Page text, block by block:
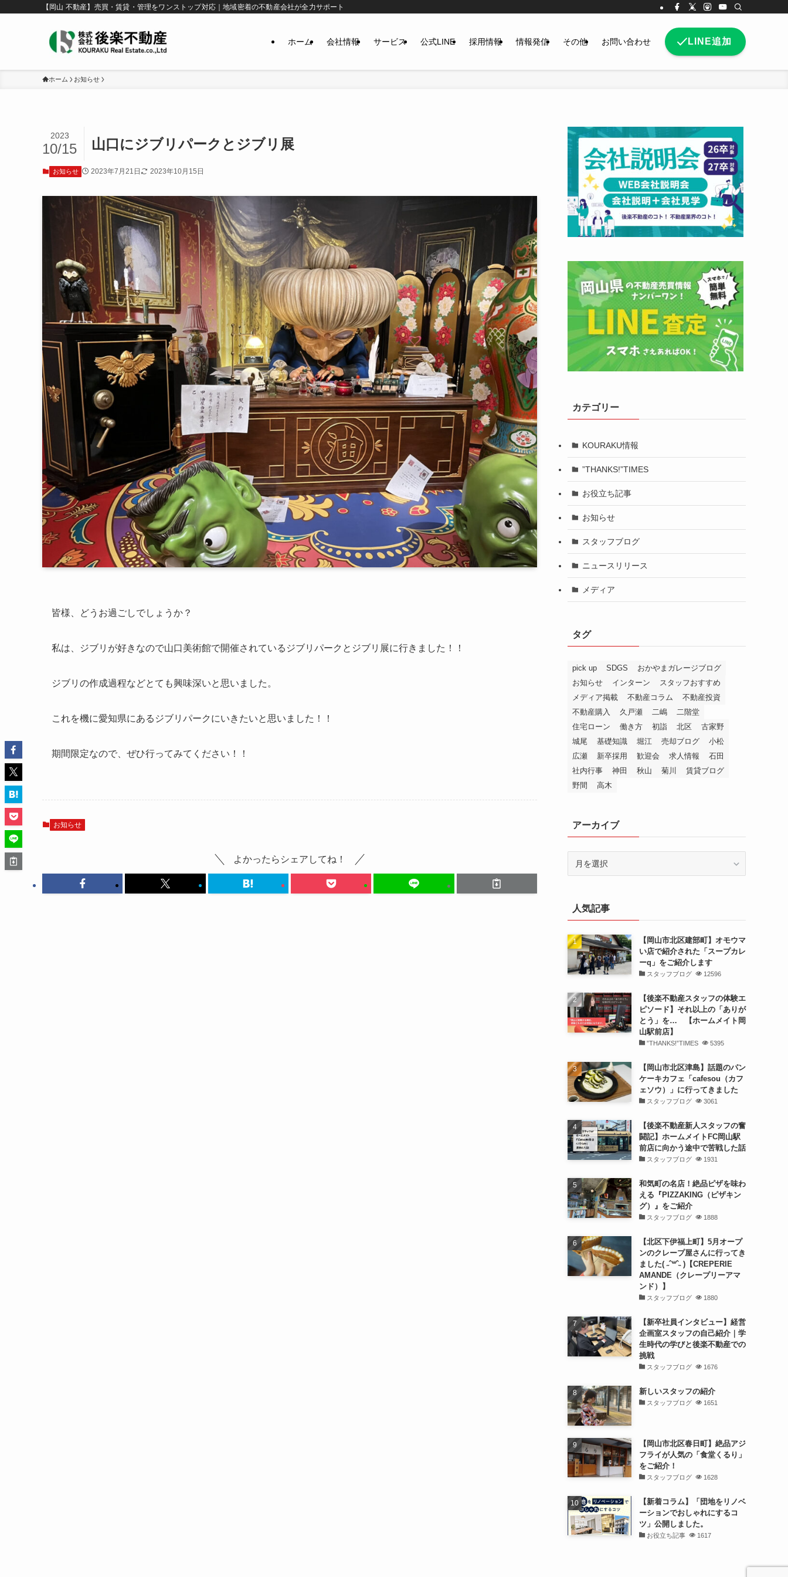
【岡山 不動産】売買・賃貸・管理をワンストップ対応｜地域密着の不動産会社が全力サポート
ホーム 会社情報 サービス 公式LINE 採用情報 情報発信 その他 お問い合わせ LINE追加
ホーム お知らせ
山口にジブリパークとジブリ展
2023
10/15
お知らせ 2023年7月21日 2023年10月15日
皆様、どうお過ごしでしょうか？
私は、ジブリが好きなので山口美術館で開催されているジブリパークとジブリ展に行きました！！
ジブリの作成過程などとても興味深いと思いました。
これを機に愛知県にあるジブリパークにいきたいと思いました！！
期間限定なので、ぜひ行ってみてください！！
お知らせ
よかったらシェアしてね！
カテゴリー
KOURAKU情報
”THANKS!”TIMES
お役立ち記事
お知らせ
スタッフブログ
ニュースリリース
メディア
タグ
pick up SDGS
おかやまガレージブログ
お知らせ
インターン
スタッフおすすめ
メディア掲載
不動産コラム
不動産投資
不動産購入
久戸瀬 二嶋
二階堂
住宅ローン
働き方 初詣 北区
古家野
城尾
基礎知識 堀江 売却ブログ
小松
広瀬
新卒採用 歓迎会 求人情報
石田
社内行事
神田 秋山 菊川
賃貸ブログ
野間
高木
アーカイブ
ブ人気記事
【岡山市北区建部町】オモウマ
い店で紹介された「スープカレ
ーq」をご紹介します
スタッフブログ 12596
【後楽不動産スタッフの体験エ
ピソード】それ以上の「ありが
とう」を… 【ホームメイト岡
山駅前店】
”THANKS!”TIMES 5395
【岡山市北区津島】話題のパン
ケーキカフェ「cafesou（カフ
ェソウ）」に行ってきました
スタッフブログ 3061
【後楽不動産新人スタッフの奮
闘記】ホームメイトFC岡山駅
前店に向かう途中で苦戦した話
スタッフブログ 1931
和気町の名店！絶品ピザを味わ
える『PIZZAKING（ピザキン
グ）』をご紹介
スタッフブログ 1888
【北区下伊福上町】5月オープ
ンのクレープ屋さんに行ってき
ました( ˶ˆ꒳ˆ˵ )【CREPERIE
AMANDE（クレープリーアマ
ンド）】
スタッフブログ 1880
【新卒社員インタビュー】経営
企画室スタッフの自己紹介｜学
生時代の学びと後楽不動産での
挑戦
スタッフブログ 1676
新しいスタッフの紹介
スタッフブログ 1651
【岡山市北区春日町】絶品アジ
フライが人気の「食堂くるり」
をご紹介！
スタッフブログ 1628
【新着コラム】「団地をリノベ
ーションでおしゃれにするコ
ツ」公開しました。
お役立ち記事 1617